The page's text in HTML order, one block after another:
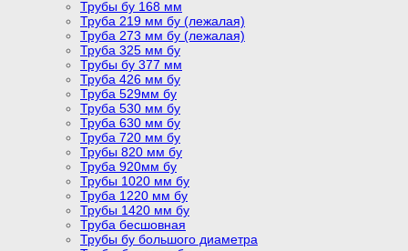
Трубы бу 168 мм
Труба 219 мм бу (лежалая)
Труба 273 мм бу (лежалая)
Труба 325 мм бу
Трубы бу 377 мм
Труба 426 мм бу
Труба 529мм бу
Труба 530 мм бу
Труба 630 мм бу
Труба 720 мм бу
Трубы 820 мм бу
Труба 920мм бу
Трубы 1020 мм бу
Труба 1220 мм бу
Трубы 1420 мм бу
Труба бесшовная
Трубы бу большого диаметра